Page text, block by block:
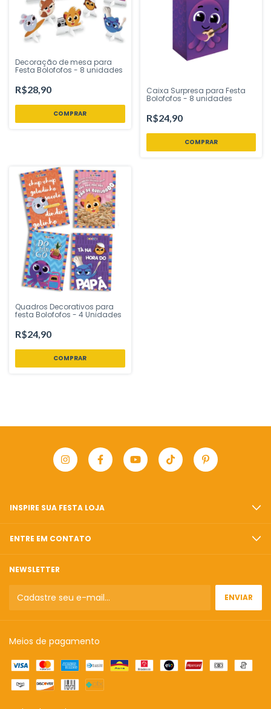
Decoração de mesa para
Festa Bolofofos - 8 unidades
R$28,90 Caixa Surpresa para Festa
Bolofofos - 8 unidades
R$24,90
Quadros Decorativos para
festa Bolofofos - 4 Unidades
R$24,90
INSPIRE SUA FESTA LOJA
ENTRE EM CONTATO
NEWSLETTER
Meios de pagamento